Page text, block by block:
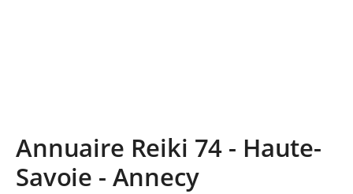
Annuaire Reiki 74 - Haute-
Savoie - Annecy